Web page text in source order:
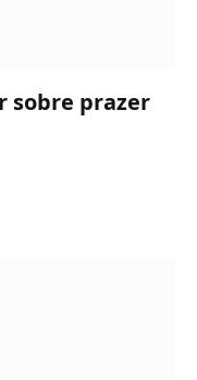
sobre prazer